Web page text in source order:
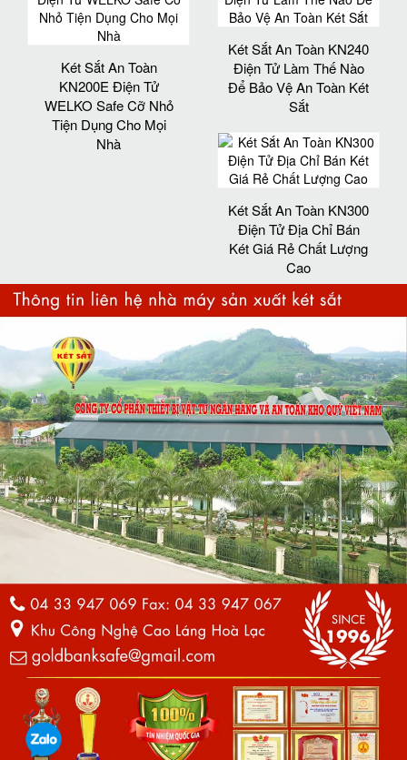
Két Sắt An Toàn
KN200E Điện Tử
WELKO Safe Cỡ Nhỏ
Tiện Dụng Cho Mọi
Nhà
Két Sắt An Toàn KN240
Điện Tử Làm Thế Nào
Để Bảo Vệ An Toàn Két
Sắt
Két Sắt An Toàn KN300
Điện Tử Địa Chỉ Bán
Két Giá Rẻ Chất Lượng
Cao